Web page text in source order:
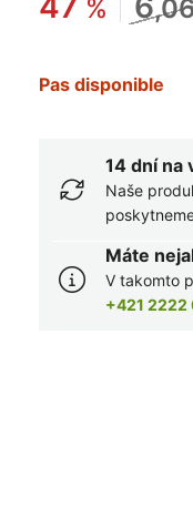
%
Pas disponible
14 dní na
Naše
Máte
V takomto
+421 2222